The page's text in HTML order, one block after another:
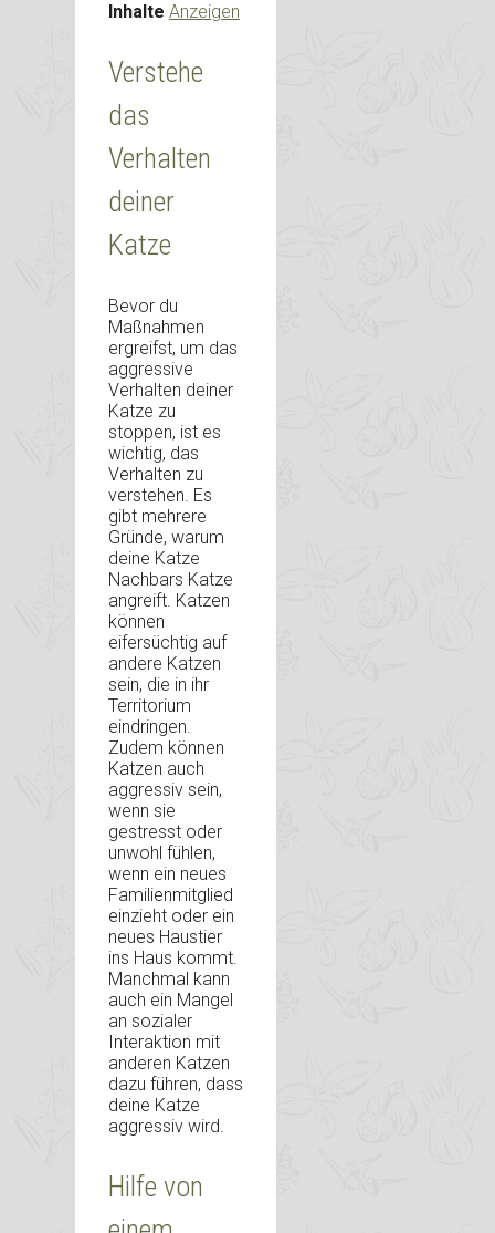
Inhalte Anzeigen
Verstehe
das
Verhalten
deiner
Katze
Bevor du
Maßnahmen
ergreifst, um das
aggressive
Verhalten deiner
Katze zu
stoppen, ist es
wichtig, das
Verhalten zu
verstehen. Es
gibt mehrere
Gründe, warum
deine Katze
Nachbars Katze
angreift. Katzen
können
eifersüchtig auf
andere Katzen
sein, die in ihr
Territorium
eindringen.
Zudem können
Katzen auch
aggressiv sein,
wenn sie
gestresst oder
unwohl fühlen,
wenn ein neues
Familienmitglied
einzieht oder ein
neues Haustier
ins Haus kommt.
Manchmal kann
auch ein Mangel
an sozialer
Interaktion mit
anderen Katzen
dazu führen, dass
deine Katze
aggressiv wird.
Hilfe von